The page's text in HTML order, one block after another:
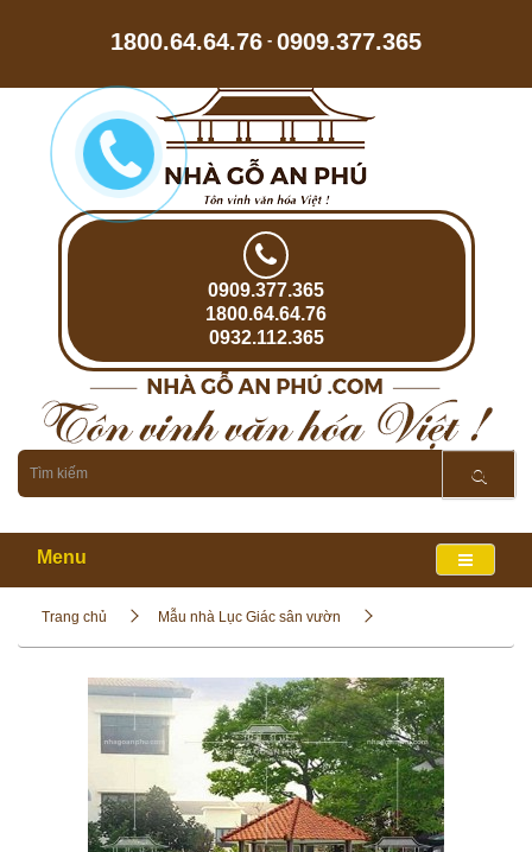
1800.64.64.76 - 0909.377.365
0909.377.365
1800.64.64.76
0932.112.365
Menu
Trang chủ Mẫu nhà Lục Giác sân vườn